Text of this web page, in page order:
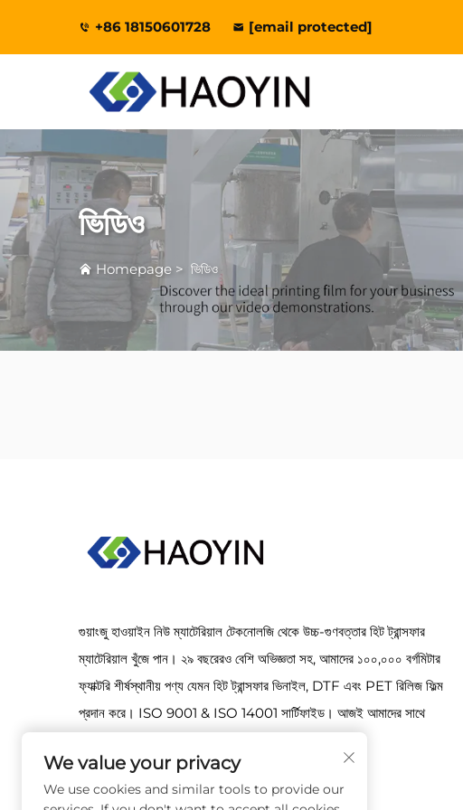
+86 18150601728 [email protected]
ভিডিও
Homepage > ভিডিও
গুয়াংজু হাওয়াইন নিউ ম্যাটেরিয়াল টেকনোলজি থেকে উচ্চ-গুণবত্তার হিট ট্রান্সফার
ম্যাটেরিয়াল খুঁজে পান। ২৯ বছরেরও বেশি অভিজ্ঞতা সহ, আমাদের ১০০,০০০ বর্গমিটার
ফ্যাক্টরি শীর্ষস্থানীয় পণ্য যেমন হিট ট্রান্সফার ভিনাইল, DTF এবং PET রিলিজ ফিল্ম
প্রদান করে। ISO 9001 & ISO 14001 সার্টিফাইড। আজই আমাদের সাথে
We value your privacy
We use cookies and similar tools to provide our